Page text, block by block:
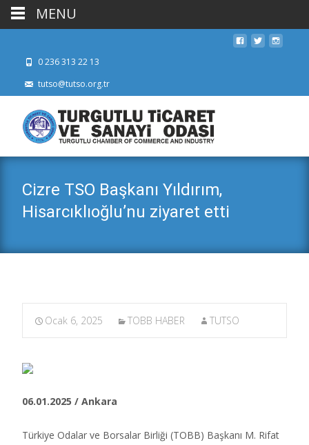
0 236 313 22 13
tutso@tutso.org.tr
Cizre TSO Başkanı Yıldırım,
Hisarcıklıoğlu’nu ziyaret etti
Ocak 6, 2025 TOBB HABER TUTSO
06.01.2025 / Ankara
Türkiye Odalar ve Borsalar Birliği (TOBB) Başkanı M. Rifat
MENU